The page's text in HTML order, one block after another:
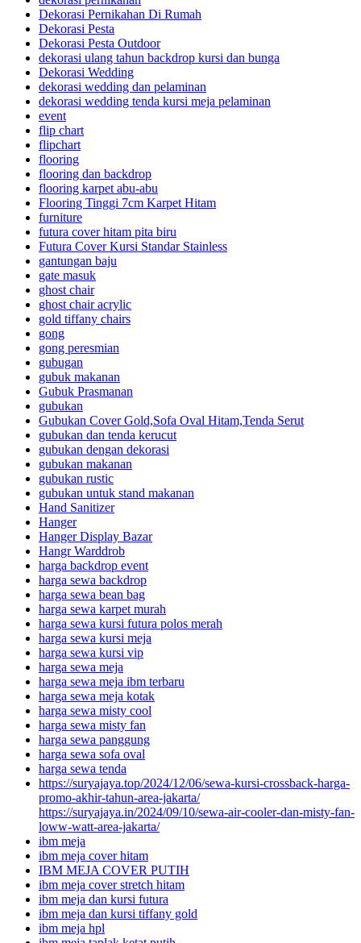
Dekorasi Pernikahan Di Rumah
Dekorasi Pesta
Dekorasi Pesta Outdoor
dekorasi ulang tahun backdrop kursi dan bunga
Dekorasi Wedding
dekorasi wedding dan pelaminan
dekorasi wedding tenda kursi meja pelaminan
event
flip chart
flipchart
flooring
flooring dan backdrop
flooring karpet abu-abu
Flooring Tinggi 7cm Karpet Hitam
furniture
futura cover hitam pita biru
Futura Cover Kursi Standar Stainless
gantungan baju
gate masuk
ghost chair
ghost chair acrylic
gold tiffany chairs
gong
gong peresmian
gubugan
gubuk makanan
Gubuk Prasmanan
gubukan
Gubukan Cover Gold,Sofa Oval Hitam,Tenda Serut
gubukan dan tenda kerucut
gubukan dengan dekorasi
gubukan makanan
gubukan rustic
gubukan untuk stand makanan
Hand Sanitizer
Hanger
Hanger Display Bazar
Hangr Warddrob
harga backdrop event
harga sewa backdrop
harga sewa bean bag
harga sewa karpet murah
harga sewa kursi futura polos merah
harga sewa kursi meja
harga sewa kursi vip
harga sewa meja
harga sewa meja ibm terbaru
harga sewa meja kotak
harga sewa misty cool
harga sewa misty fan
harga sewa panggung
harga sewa sofa oval
harga sewa tenda
https://suryajaya.top/2024/12/06/sewa-kursi-crossback-harga-
promo-akhir-tahun-area-jakarta/
https://suryajaya.in/2024/09/10/sewa-air-cooler-dan-misty-fan-
loww-watt-area-jakarta/
ibm meja
ibm meja cover hitam
IBM MEJA COVER PUTIH
ibm meja cover stretch hitam
ibm meja dan kursi futura
ibm meja dan kursi tiffany gold
ibm meja hpl